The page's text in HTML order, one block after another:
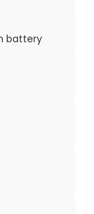
battery